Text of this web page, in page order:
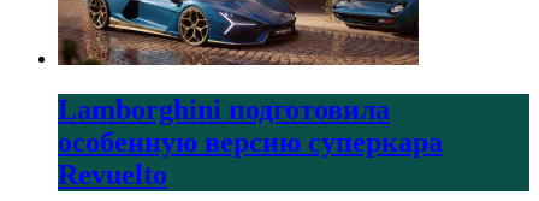
Lamborghini подготовила
особенную версию суперкара
Revuelto